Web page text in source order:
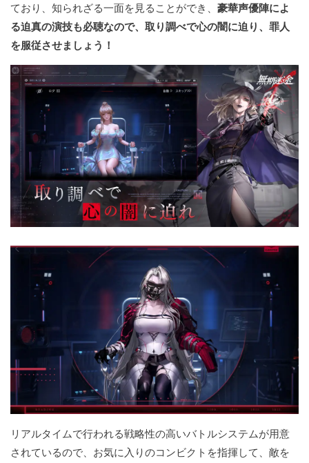
ており、知られざる一面を見ることができ、 豪華声優陣によ
る迫真の演技も必聴なので、取り調べで心の闇に迫り、罪人
を服従させましょう！
リアルタイムで行われる戦略性の高いバトルシステムが用意
されているので、お気に入りのコンビクトを指揮して、敵を